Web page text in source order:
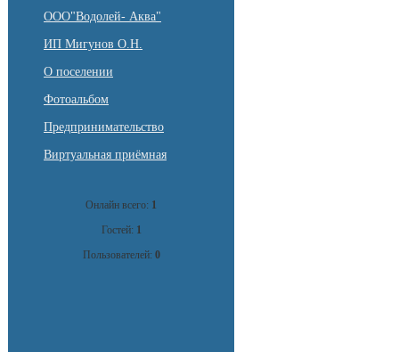
ООО"Водолей- Аква"
ИП Мигунов О.Н.
О поселении
Фотоальбом
Предпринимательство
Виртуальная приёмная
Онлайн всего: 1
Гостей: 1
Пользователей: 0